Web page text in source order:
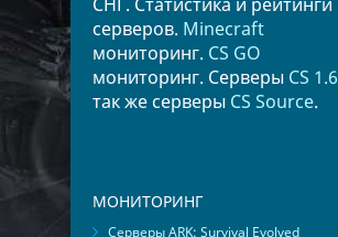
серверов. Minecraft
мониторинг. CS GO
мониторинг. Серверы CS 1.6
так же серверы CS Source.
МОНИТОРИНГ
Серверы ARK: Survival Evolved